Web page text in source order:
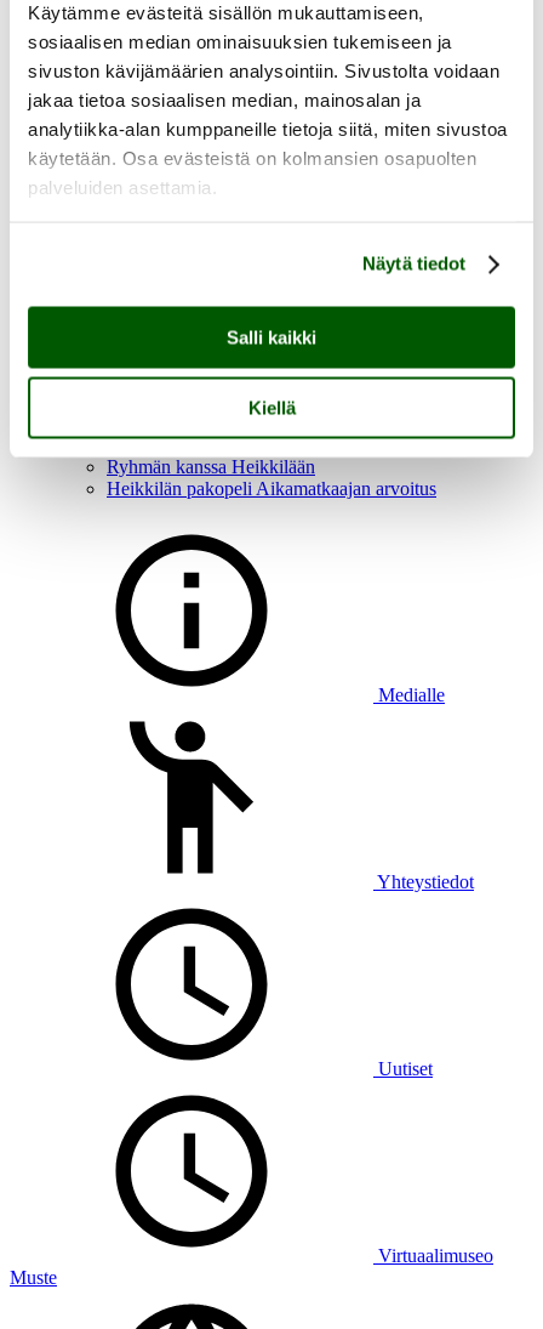
Käytämme evästeitä sisällön mukauttamiseen,
sosiaalisen median ominaisuuksien tukemiseen ja
sivuston kävijämäärien analysointiin. Sivustolta voidaan
jakaa tietoa sosiaalisen median, mainosalan ja
analytiikka-alan kumppaneille tietoja siitä, miten sivustoa
käytetään. Osa evästeistä on kolmansien osapuolten
palveluiden asettamia.
Näytä tiedot
Salli kaikki
Kiellä
Ajankohtaista
Yhteystiedot
Medialle
Sinkan vapaaehtoiset
Taidemuseon ystävät
Heikkilän museoalue
Heikkilän museoalue
Heikkilän tapahtumat
Lasten kanssa Heikkilään
Ryhmän kanssa Heikkilään
Heikkilän pakopeli Aikamatkaajan arvoitus
Medialle
Yhteystiedot
Uutiset
Virtuaalimuseo
Muste